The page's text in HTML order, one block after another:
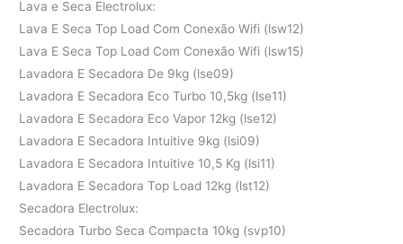
Lava e Seca Electrolux:
Lava E Seca Top Load Com Conexão Wifi (lsw12)
Lava E Seca Top Load Com Conexão Wifi (lsw15)
Lavadora E Secadora De 9kg (lse09)
Lavadora E Secadora Eco Turbo 10,5kg (lse11)
Lavadora E Secadora Eco Vapor 12kg (lse12)
Lavadora E Secadora Intuitive 9kg (lsi09)
Lavadora E Secadora Intuitive 10,5 Kg (lsi11)
Lavadora E Secadora Top Load 12kg (lst12)
Secadora Electrolux:
Secadora Turbo Seca Compacta 10kg (svp10)